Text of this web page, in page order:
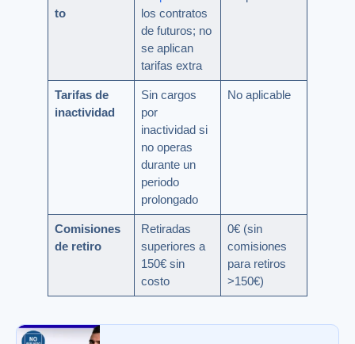
to
los contratos
de futuros; no
se aplican
tarifas extra
Tarifas de
inactividad
Sin cargos
por
inactividad si
no operas
durante un
periodo
prolongado
No aplicable
Comisiones
de retiro
Retiradas
superiores a
150€ sin
costo
0€ (sin
comisiones
para retiros
>150€)